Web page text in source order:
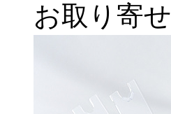
お取り寄せ